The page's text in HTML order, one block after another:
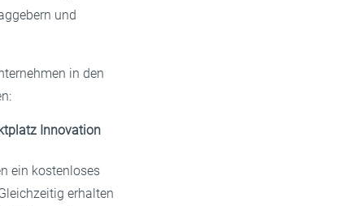
und
in den
Innovation
ein kostenloses
erhalten